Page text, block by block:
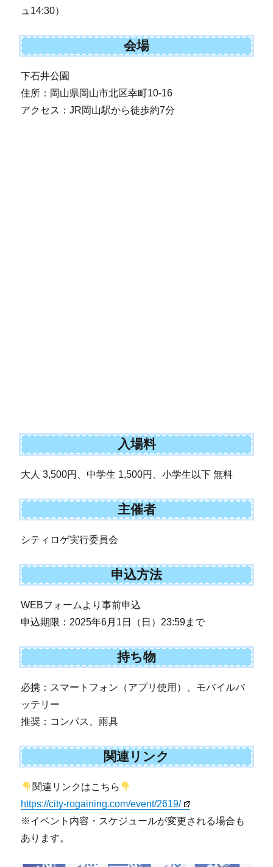
ュ14:30）
会場
下石井公園
住所：岡山県岡山市北区幸町10-16
アクセス：JR岡山駅から徒歩約7分
入場料
大人 3,500円、中学生 1,500円、小学生以下 無料
主催者
シティロゲ実行委員会
申込方法
WEBフォームより事前申込
申込期限：2025年6月1日（日）23:59まで
持ち物
必携：スマートフォン（アプリ使用）、モバイルバ
ッテリー
推奨：コンパス、雨具
関連リンク
関連リンクはこちら
https://city-rogaining.com/event/2619/
※イベント内容・スケジュールが変更される場合も
あります。